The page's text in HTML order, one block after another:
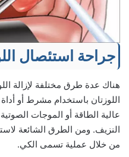
جراحة استئصال
هناك عدة طرق مختلفة لإزالة
اللوزتان باستخدام مشرط أو
عالية الطاقة أو الموجات
النزيف. ومن الطرق الشائعة
من خلال عملية تسمى الكي.